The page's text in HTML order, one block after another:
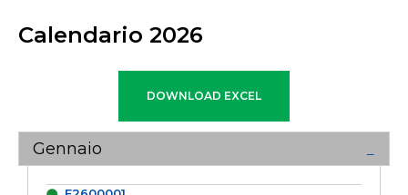
Calendario 2026
Gennaio